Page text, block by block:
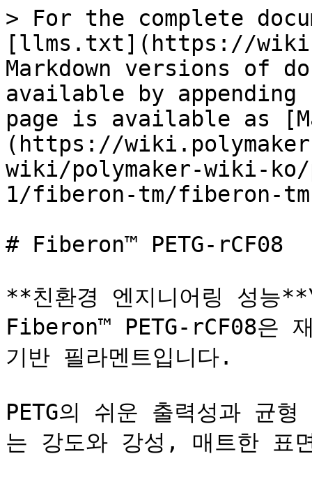
> For the complete
[llms.txt](https://
Markdown versions of
available by
page is available as
(https://
wiki/polymaker-wiki-ko/
1/fiberon-tm/fiberon-
# Fiberon™ PETG-rCF08
**친환경 엔지니어링 성능
Fiberon™ PETG-rCF08은
기반 필라멘트입니다.
PETG의 쉬운 출력성과 균
는 강도와 강성, 매트한 표